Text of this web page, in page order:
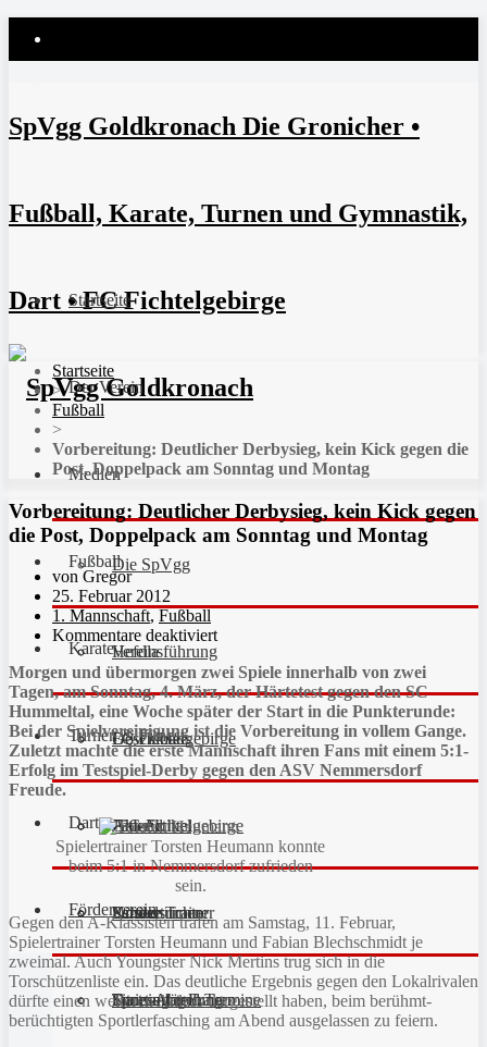
SpVgg Goldkronach Die Gronicher •
Fußball, Karate, Turnen und Gymnastik,
Dart • FC Fichtelgebirge
Startseite
Der Verein
Die SpVgg
Vereinsführung
Geschichte
Fan-Artikel
Partner
Sportanlagen
Medien
Hefdla
Downloads
Galerie
Fußball
FC Fichtelgebirge
JFG Fichtelgebirge
Schiedsrichter
Karate
Aktuell
Unsere Trainer
Training und Termine
Turnen & Fitness
Kinderturnen
Fitness für Frauen
Darts
Darts-Abteilung
Förderverein
Startseite
>
Fußball
>
Vorbereitung: Deutlicher Derbysieg, kein Kick gegen die
Post, Doppelpack am Sonntag und Montag
Vorbereitung: Deutlicher Derbysieg, kein Kick gegen
die Post, Doppelpack am Sonntag und Montag
von Gregor
25. Februar 2012
1. Mannschaft, Fußball
Kommentare deaktiviert
Morgen und übermorgen zwei Spiele innerhalb von zwei
Tagen, am Sonntag, 4. März, der Härtetest gegen den SC
Hummeltal, eine Woche später der Start in die Punkterunde:
Bei der Spielvereinigung ist die Vorbereitung in vollem Gange.
Zuletzt machte die erste Mannschaft ihren Fans mit einem 5:1-
Erfolg im Testspiel-Derby gegen den ASV Nemmersdorf
Freude.
Spielertrainer Torsten Heumann konnte
beim 5:1 in Nemmersdorf zufrieden
sein.
Gegen den A-Klassisten trafen am Samstag, 11. Februar,
Spielertrainer Torsten Heumann und Fabian Blechschmidt je
zweimal. Auch Youngster Nick Mertins trug sich in die
Torschützenliste ein. Das deutliche Ergebnis gegen den Lokalrivalen
dürfte einen weiteren Anlass dargestellt haben, beim berühmt-
berüchtigten Sportlerfasching am Abend ausgelassen zu feiern.